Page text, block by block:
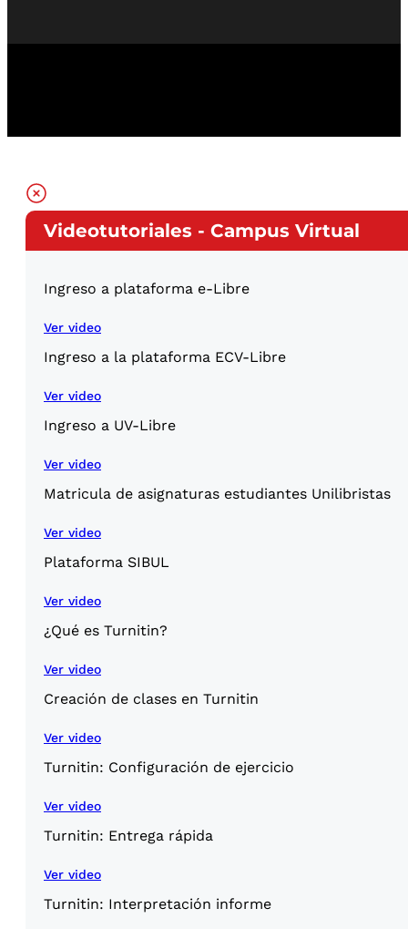
Videotutoriales - Campus Virtual
Ingreso a plataforma e-Libre
Ver video
Ingreso a la plataforma ECV-Libre
Ver video
Ingreso a UV-Libre
Ver video
Matricula de asignaturas estudiantes Unilibristas
Ver video
Plataforma SIBUL
Ver video
¿Qué es Turnitin?
Ver video
Creación de clases en Turnitin
Ver video
Turnitin: Configuración de ejercicio
Ver video
Turnitin: Entrega rápida
Ver video
Turnitin: Interpretación informe